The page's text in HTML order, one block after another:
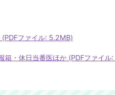
ファイル: 5.2MB)
箱・休日当番医ほか (PDFファイル